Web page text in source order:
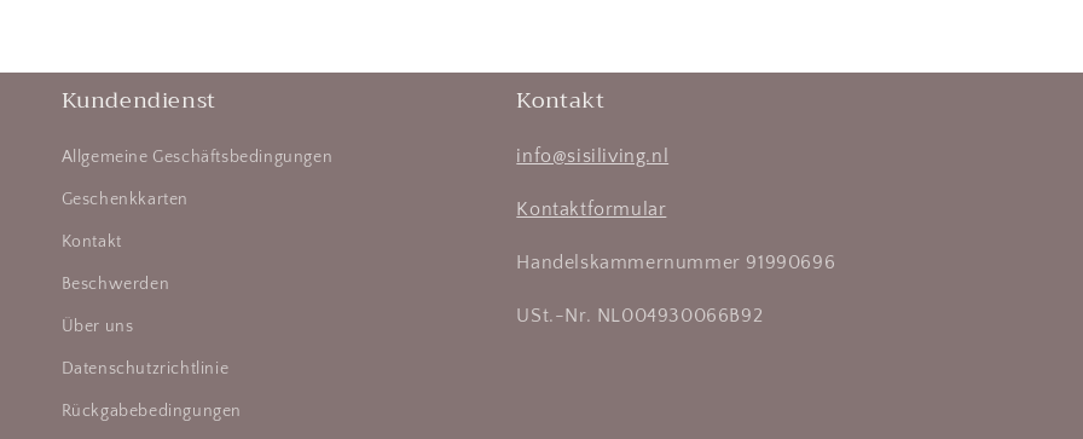
Kundendienst
Allgemeine Geschäftsbedingungen
Geschenkkarten
Kontakt
Beschwerden
Über uns
Datenschutzrichtlinie
Rückgabebedingungen
Kontakt
info@sisiliving.nl
Kontaktformular
Handelskammernummer 91990696
USt.-Nr. NL004930066B92